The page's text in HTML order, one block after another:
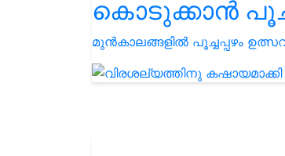
കൊടുക്കാൻ
മുൻകാലങ്ങളിൽ പൂച്ചപ്പഴം